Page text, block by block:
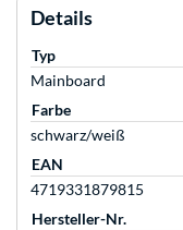
Details
Typ
Mainboard
Farbe
schwarz/weiß
EAN
4719331879815
Hersteller-Nr.